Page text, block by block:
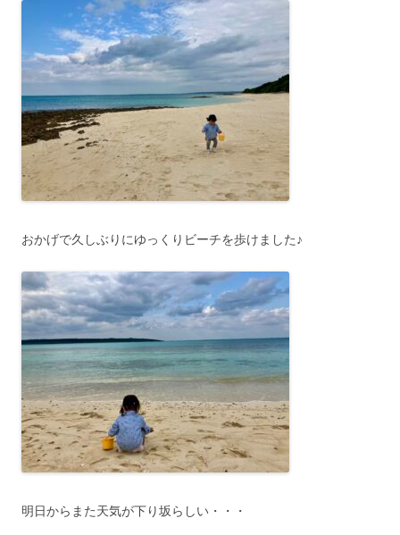
おかげで久しぶりにゆっくりビーチを歩けました♪
明日からまた天気が下り坂らしい・・・